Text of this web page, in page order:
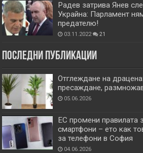
Радев затрива Янев
Украйна: Парламент
предателю!
03.11.2022 21
Последни публикации
Отглеждане на
пресаждане,
05.06.2026
ЕС промени правилата
смартфони – ето как
за телефони в София
04.06.2026